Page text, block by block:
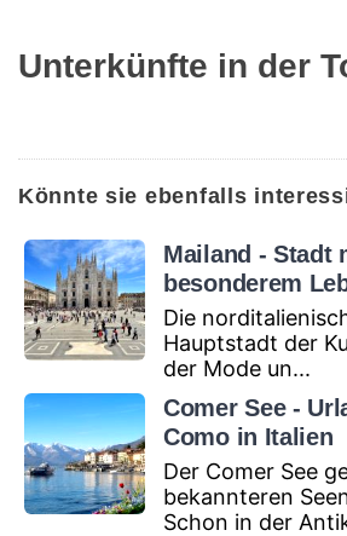
Unterkünfte in der
Könnte sie ebenfalls
Mailand - Stadt
besonderem
Die
Hauptstadt der
der Mode un...
Comer See -
Como in Italien
Der Comer See
bekannteren
Schon in der